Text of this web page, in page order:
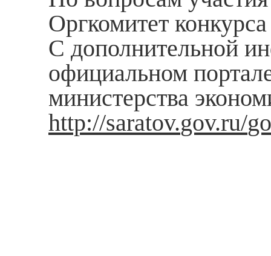
Оргкомитет
С дополнительной
официальном
министерства
http://saratov.gov.ru/